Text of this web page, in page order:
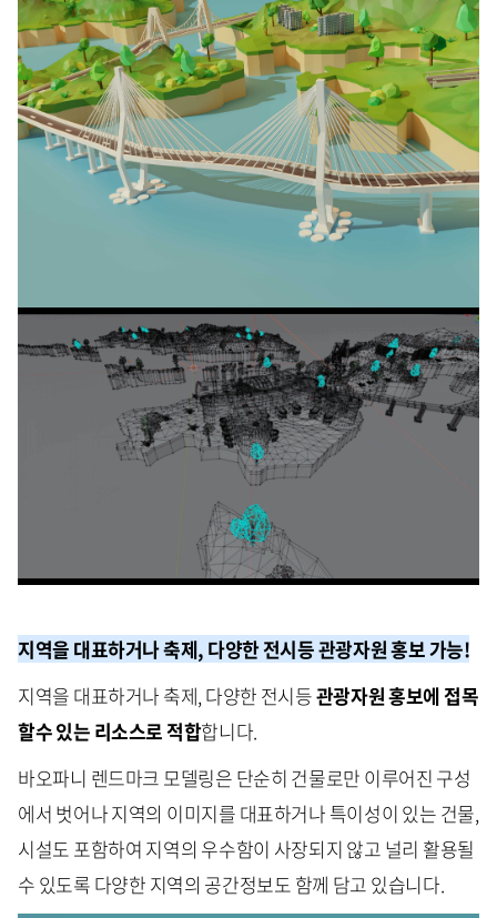
지역을 대표하거나 축제, 다양한 전시등 관광자원 홍보 가능!
지역을 대표하거나 축제, 다양한 전시등관광자원 홍보에 접목
할수 있는 리소스로 적합합니다.
바오파니 렌드마크 모델링은 단순히 건물로만 이루어진 구성
에서 벗어나 지역의 이미지를 대표하거나 특이성이 있는 건물,
시설도 포함하여 지역의 우수함이 사장되지 않고 널리 활용될
수 있도록 다양한 지역의 공간정보도 함께 담고 있습니다.